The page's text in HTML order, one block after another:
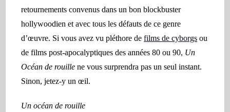
retournements convenus dans un bon blockbuster
hollywoodien et avec tous les défauts de ce genre
d’œuvre. Si vous avez vu pléthore defilms de cyborgs ou
de films post-apocalyptiques des années 80 ou 90, Un
Océan de rouille ne vous surprendra pas un seul instant.
Sinon, jetez-y un œil.
Un océan de rouille